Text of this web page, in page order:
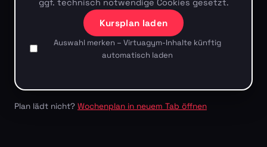
ggf. technisch notwendige Cookies gesetzt.
Kursplan laden
Auswahl merken – Virtuagym-Inhalte künftig
automatisch laden
Plan lädt nicht? Wochenplan in neuem Tab öffnen